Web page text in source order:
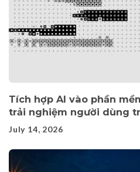
Tích hợp AI vào phần
trải nghiệm người dùng
July 14, 2026